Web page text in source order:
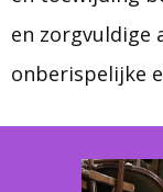
en zorgvuldige
onberispelijke